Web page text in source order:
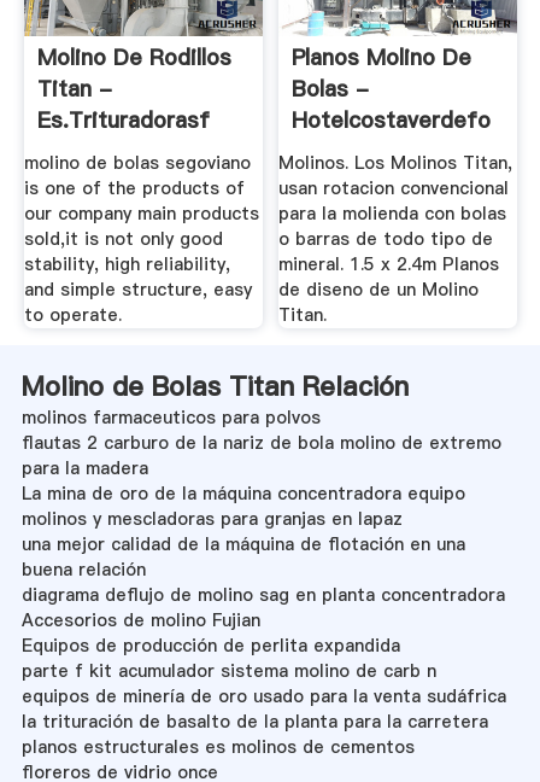
Molino De Rodillos
Titan -
Es.trituradorasf
molino de bolas segoviano
is one of the products of
our company main products
sold,it is not only good
stability, high reliability,
and simple structure, easy
to operate.
Planos Molino De
Bolas -
Hotelcostaverdefo
Molinos. Los Molinos Titan,
usan rotacion convencional
para la molienda con bolas
o barras de todo tipo de
mineral. 1.5 x 2.4m Planos
de diseno de un Molino
Titan.
Molino de Bolas Titan Relación
molinos farmaceuticos para polvos
flautas 2 carburo de la nariz de bola molino de extremo
para la madera
La mina de oro de la máquina concentradora equipo
molinos y mescladoras para granjas en lapaz
una mejor calidad de la máquina de flotación en una
buena relación
diagrama deflujo de molino sag en planta concentradora
Accesorios de molino Fujian
Equipos de producción de perlita expandida
parte f kit acumulador sistema molino de carb n
equipos de minería de oro usado para la venta sudáfrica
la trituración de basalto de la planta para la carretera
planos estructurales es molinos de cementos
floreros de vidrio once